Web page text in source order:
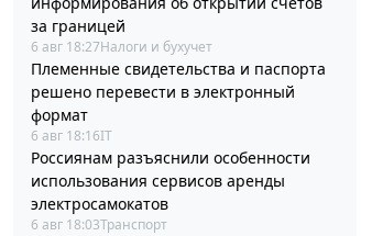
за границей
6 авг 18:27Налоги и бухучет
Племенные свидетельства и паспорта
решено перевести в электронный
формат
6 авг 18:16IT
Россиянам разъяснили особенности
использования сервисов аренды
электросамокатов
6 авг 18:03Транспорт